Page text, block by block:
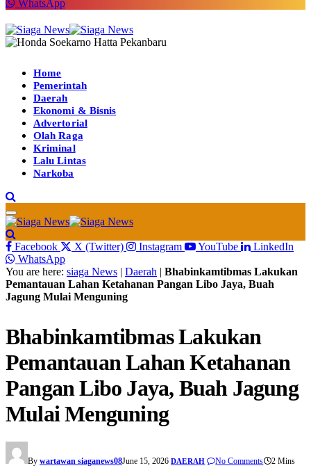
WhatsApp
Home
Pemerintah
Daerah
Ekonomi & Bisnis
Advertorial
Olah Raga
Kriminal
Lalu Lintas
Narkoba
Facebook X (Twitter) Instagram YouTube
LinkedIn
WhatsApp
You are here: siaga News | Daerah | Bhabinkamtibmas Lakukan
Pemantauan Lahan Ketahanan Pangan Libo Jaya, Buah
Jagung Mulai Menguning
Bhabinkamtibmas Lakukan
Pemantauan Lahan Ketahanan
Pangan Libo Jaya, Buah Jagung
Mulai Menguning
By wartawan siaganews08June 15, 2026 DAERAH No Comments
2 Mins